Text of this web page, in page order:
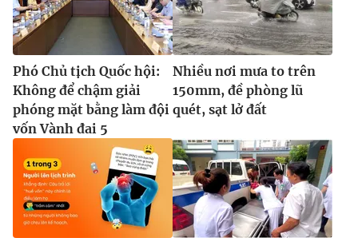
Phó Chủ tịch Quốc hội:
Không để chậm giải
phóng mặt bằng làm đội
vốn Vành đai 5
Nhiều nơi mưa to trên
150mm, đề phòng lũ
quét, sạt lở đất